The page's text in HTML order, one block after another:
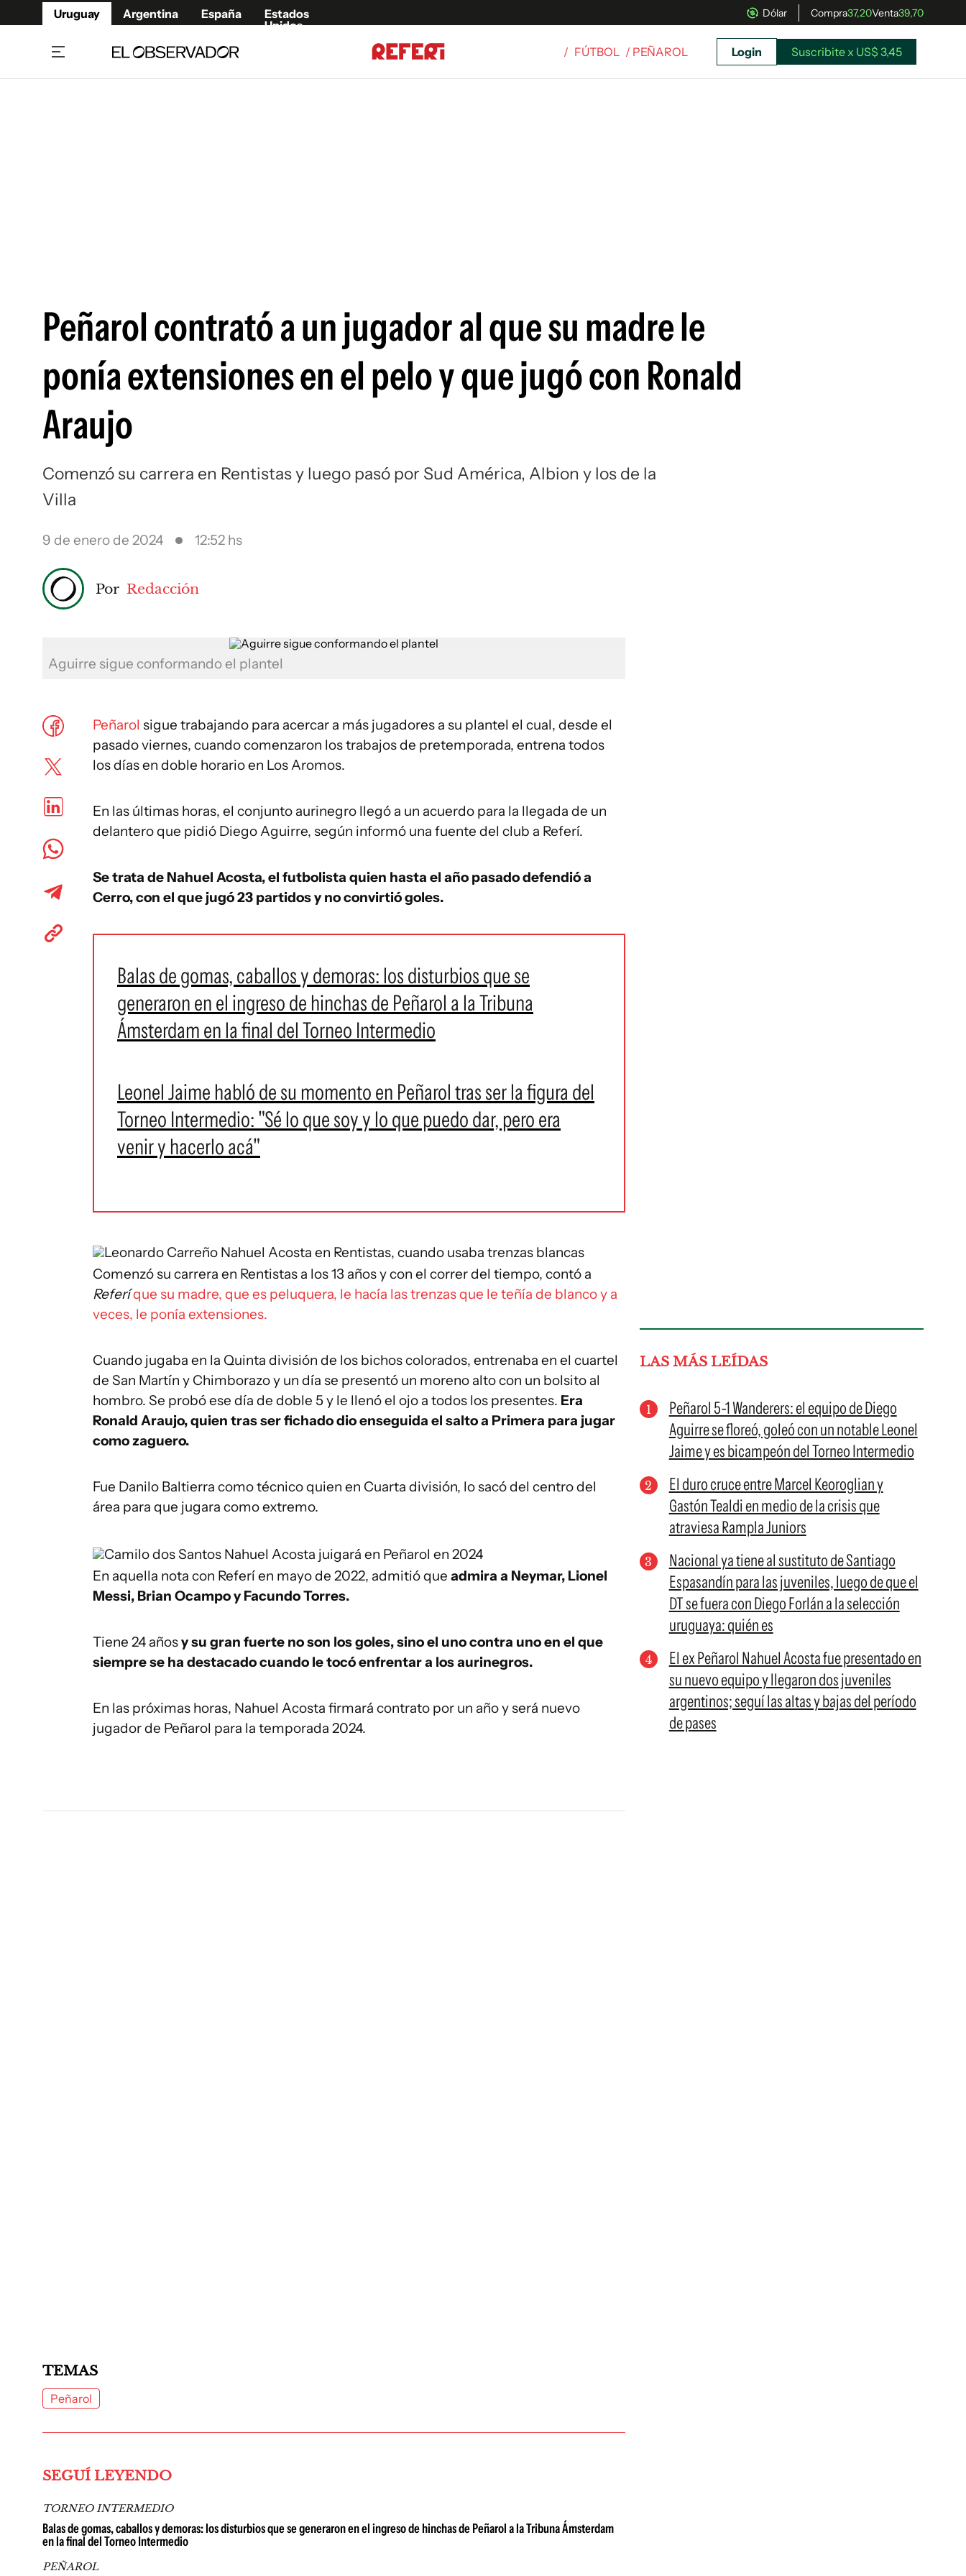
Uruguay Argentina España
Estados
Unidos
Dólar Compra37,20Venta39,70
Siguenos en:
/ FÚTBOL / PEÑAROL Login Suscribite x US$ 3,45
Peñarol contrató a un jugador al que su madre le
ponía extensiones en el pelo y que jugó con Ronald
Araujo
Comenzó su carrera en Rentistas y luego pasó por Sud América, Albion y los de la
Villa
9 de enero de 2024 12:52 hs
Por Redacción
Aguirre sigue conformando el plantel
Peñarol sigue trabajando para acercar a más jugadores a su plantel el cual, desde el
pasado viernes, cuando comenzaron los trabajos de pretemporada, entrena todos
los días en doble horario en Los Aromos.
En las últimas horas, el conjunto aurinegro llegó a un acuerdo para la llegada de un
delantero que pidió Diego Aguirre, según informó una fuente del club a Referí.
Se trata de Nahuel Acosta, el futbolista quien hasta el año pasado defendió a
Cerro, con el que jugó 23 partidos y no convirtió goles.
Balas de gomas, caballos y demoras: los disturbios que se
generaron en el ingreso de hinchas de Peñarol a la Tribuna
Ámsterdam en la final del Torneo Intermedio
Leonel Jaime habló de su momento en Peñarol tras ser la figura del
Torneo Intermedio: "Sé lo que soy y lo que puedo dar, pero era
venir y hacerlo acá"
Leonardo Carreño Nahuel Acosta en Rentistas, cuando usaba trenzas blancas
Comenzó su carrera en Rentistas a los 13 años y con el correr del tiempo, contó a
Referíque su madre, que es peluquera, le hacía las trenzas que le teñía de blanco y a
veces, le ponía extensiones.
Cuando jugaba en la Quinta división de los bichos colorados, entrenaba en el cuartel
de San Martín y Chimborazo y un día se presentó un moreno alto con un bolsito al
hombro. Se probó ese día de doble 5 y le llenó el ojo a todos los presentes. Era
Ronald Araujo,quien tras ser fichado dio enseguida el salto a Primera para jugar
como zaguero.
Fue Danilo Baltierra como técnico quien en Cuarta división, lo sacó del centro del
área para que jugara como extremo.
Camilo dos Santos Nahuel Acosta juigará en Peñarol en 2024
En aquella nota con Referí en mayo de 2022, admitió que admira a Neymar, Lionel
Messi, Brian Ocampo y Facundo Torres.
Tiene 24 añosy su gran fuerte no son los goles, sino el uno contra uno en el que
siempre se ha destacado cuando le tocó enfrentar a los aurinegros.
En las próximas horas, Nahuel Acosta firmará contrato por un año y será nuevo
jugador de Peñarol para la temporada 2024.
LAS MÁS LEÍDAS
Peñarol 5-1 Wanderers: el equipo de Diego
Aguirre se floreó, goleó con un notable Leonel
Jaime y es bicampeón del Torneo Intermedio
El duro cruce entre Marcel Keoroglian y
Gastón Tealdi en medio de la crisis que
atraviesa Rampla Juniors
Nacional ya tiene al sustituto de Santiago
Espasandín para las juveniles, luego de que el
DT se fuera con Diego Forlán a la selección
uruguaya: quién es
El ex Peñarol Nahuel Acosta fue presentado en
su nuevo equipo y llegaron dos juveniles
argentinos; seguí las altas y bajas del período
de pases
TEMAS
Peñarol
SEGUÍ LEYENDO
TORNEO INTERMEDIO
Balas de gomas, caballos y demoras: los disturbios que se generaron en el ingreso de hinchas de Peñarol a la Tribuna Ámsterdam
en la final del Torneo Intermedio
PEÑAROL